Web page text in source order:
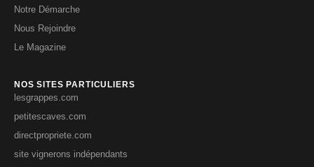
Notre Démarche
Nous Rejoindre
Le Magazine
NOS SITES PARTICULIERS
lesgrappes.com
petitescaves.com
directpropriete.com
site vignerons indépendants